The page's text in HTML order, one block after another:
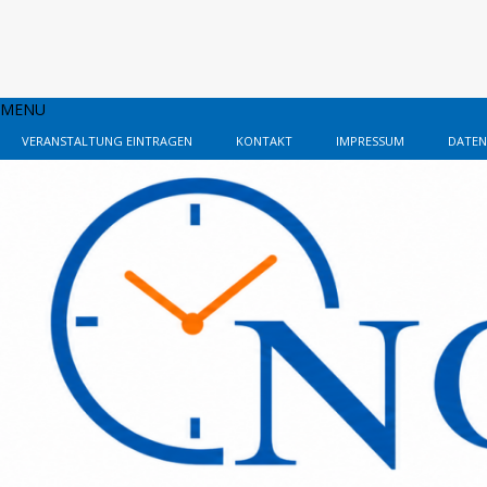
MENU
VERANSTALTUNG EINTRAGEN KONTAKT IMPRESSUM